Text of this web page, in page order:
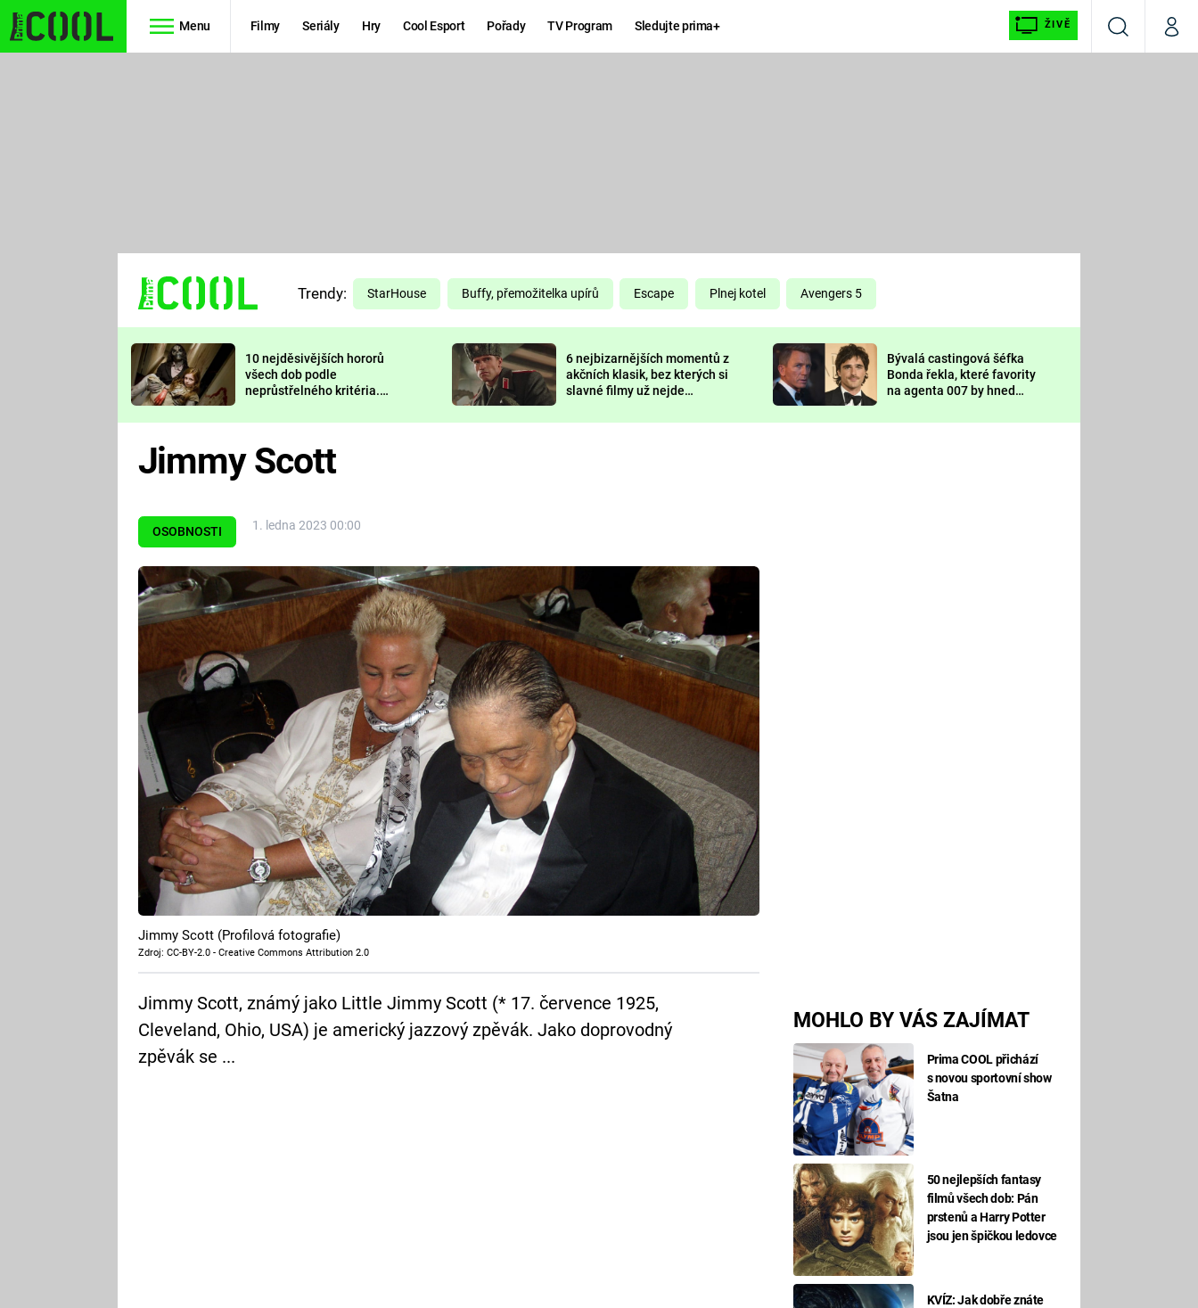
Menu Filmy Seriály Hry Cool Esport Pořady TV Program Sledujte prima+ ŽIVĚ
VyhledáváníMůj
TŘESKU
FUTURAMA
PREDÁTOR
DELIVERANCE
KOMEDIE
CHUCK
NORRIS
DEADPOOL
Prima LAJK
Sledujte nás
Trendy: StarHouse Buffy, přemožitelka upírů Escape Plnej kotel Avengers 5
10 nejděsivějších hororů
všech dob podle
neprůstřelného kritéria.
nejvíc zvednou tep?
6 nejbizarnějších momentů z
akčních klasik, bez kterých si
slavné filmy už nejde
Bývalá castingová šéfka
Bonda řekla, které favority
na agenta 007 by hned
OSOBNOSTI 1. ledna 2023 00:00
MOHLO BY VÁS ZAJÍMAT
Prima COOL přichází
s novou sportovní show
Šatna
50 nejlepších fantasy
filmů všech dob: Pán
prstenů a Harry Potter
jsou jen špičkou ledovce
KVÍZ: Jak dobře znáte
Jimmy Scott
Jimmy Scott (Profilová fotografie)
Zdroj: CC-BY-2.0 - Creative Commons Attribution 2.0
Jimmy Scott, známý jako Little Jimmy Scott (* 17. července 1925,
Cleveland, Ohio, USA) je americký jazzový zpěvák. Jako doprovodný
zpěvák se ...